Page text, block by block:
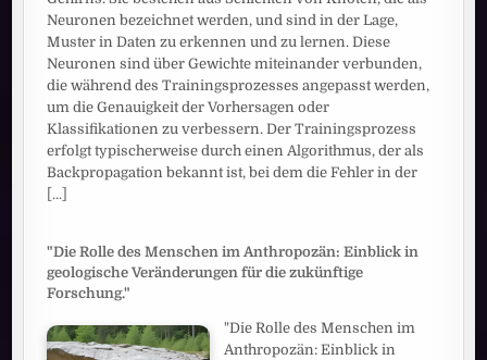
Neuronen bezeichnet werden, und sind in der Lage,
Muster in Daten zu erkennen und zu lernen. Diese
Neuronen sind über Gewichte miteinander verbunden,
die während des Trainingsprozesses angepasst werden,
um die Genauigkeit der Vorhersagen oder
Klassifikationen zu verbessern. Der Trainingsprozess
erfolgt typischerweise durch einen Algorithmus, der als
Backpropagation bekannt ist, bei dem die Fehler in der
[...]
"Die Rolle des Menschen im Anthropozän: Einblick in
geologische Veränderungen für die zukünftige
Forschung."
"Die Rolle des Menschen im
Anthropozän: Einblick in